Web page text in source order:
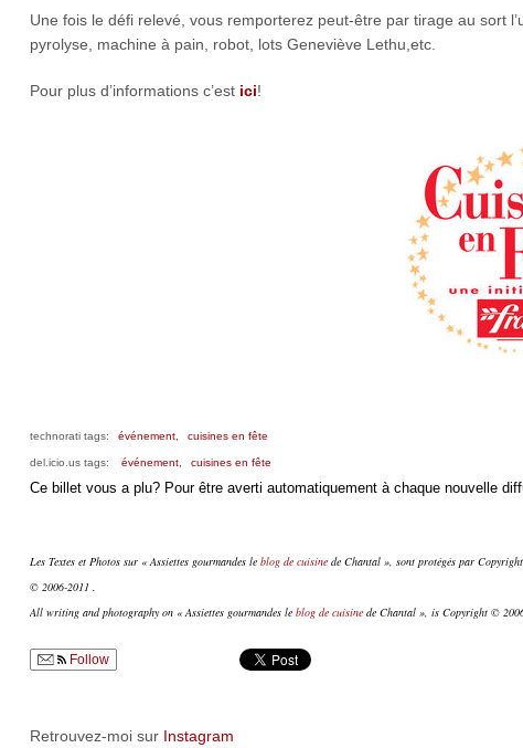
Une fois le défi relevé, vous remporterez peut-être par tirage au sort
pyrolyse, machine à pain, robot, lots Geneviève Lethu,etc.
Pour plus d’informations c’est ici!
technorati tags: événement, cuisines en fête
del.icio.us tags: événement, cuisines en fête
Ce billet vous a plu? Pour être averti automatiquement à chaque nouvelle
Les Textes et Photos sur « Assiettes gourmandes le blog de cuisinede Chantal », sont protégés par
© 2006-2011 .
All writing and photography on « Assiettes gourmandes le blog de cuisinede Chantal », is Copyright ©
Follow
Retrouvez-moi sur Instagram